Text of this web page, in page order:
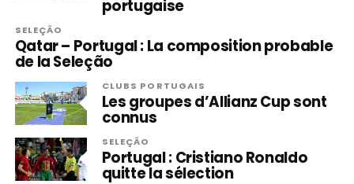
portugaise
SELEÇÃO
Qatar – Portugal : La composition probable
de la Seleção
CLUBS PORTUGAIS
Les groupes d’Allianz Cup sont
connus
SELEÇÃO
Portugal : Cristiano Ronaldo
quitte la sélection